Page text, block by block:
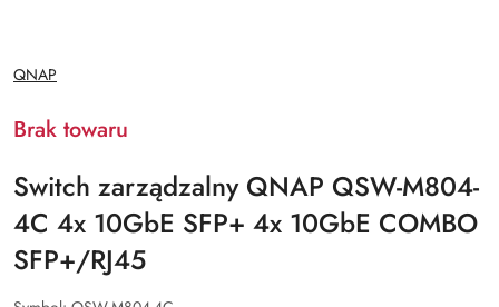
NAZWA
PRODUCENTA:
QNAP
Brak towaru
Switch zarządzalny QNAP QSW-M804-
4C 4x 10GbE SFP+ 4x 10GbE COMBO
SFP+/RJ45